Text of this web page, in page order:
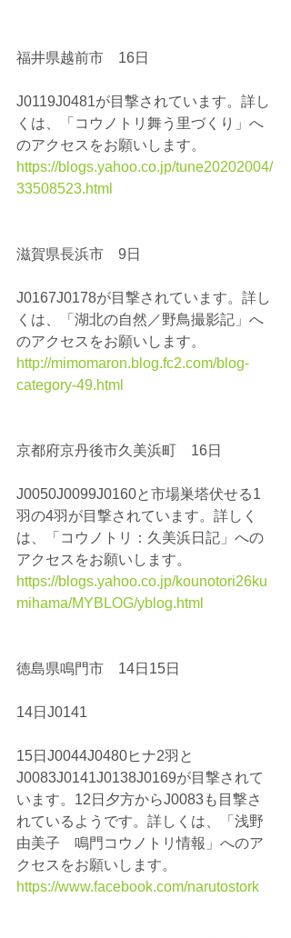
福井県越前市　16日
J0119J0481が目撃されています。詳し
くは、「コウノトリ舞う里づくり」へ
のアクセスをお願いします。
https://blogs.yahoo.co.jp/tune20202004/
33508523.html
滋賀県長浜市　9日
J0167J0178が目撃されています。詳し
くは、「湖北の自然／野鳥撮影記」へ
のアクセスをお願いします。
http://mimomaron.blog.fc2.com/blog-
category-49.html
京都府京丹後市久美浜町　16日
J0050J0099J0160と市場巣塔伏せる1
羽の4羽が目撃されています。詳しく
は、「コウノトリ：久美浜日記」への
アクセスをお願いします。
https://blogs.yahoo.co.jp/kounotori26ku
mihama/MYBLOG/yblog.html
徳島県鳴門市　14日15日
14日J0141
15日J0044J0480ヒナ2羽と
J0083J0141J0138J0169が目撃されて
います。12日夕方からJ0083も目撃さ
れているようです。詳しくは、「浅野
由美子　鳴門コウノトリ情報」へのア
クセスをお願いします。
https://www.facebook.com/narutostork